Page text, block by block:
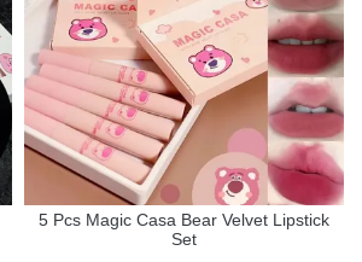
5 Pcs Magic Casa Bear Velvet Lipstick
Set